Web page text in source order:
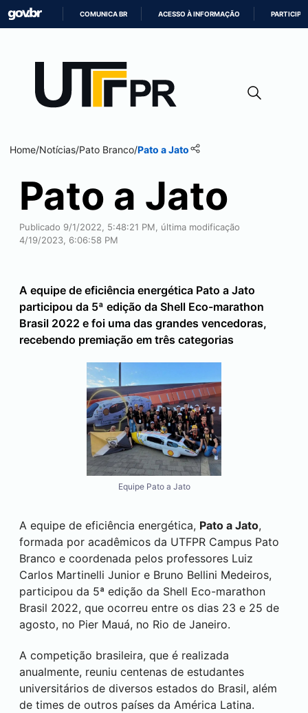
CONTEÚDO
COMUNICA BR ACESSO À INFORMAÇÃO PARTICIPE
Home/Notícias/Pato Branco/Pato a Jato
Pato a Jato
Publicado 9/1/2022, 5:48:21 PM, última modificação
4/19/2023, 6:06:58 PM
A equipe de eficiência energética Pato a Jato
participou da 5ª edição da Shell Eco-marathon
Brasil 2022 e foi uma das grandes vencedoras,
recebendo premiação em três categorias
Equipe Pato a Jato
A equipe de eficiência energética, Pato a Jato,
formada por acadêmicos da UTFPR Campus Pato
Branco e coordenada pelos professores Luiz
Carlos Martinelli Junior e Bruno Bellini Medeiros,
participou da 5ª edição da Shell Eco-marathon
Brasil 2022, que ocorreu entre os dias 23 e 25 de
agosto, no Pier Mauá, no Rio de Janeiro.
A competição brasileira, que é realizada
anualmente, reuniu centenas de estudantes
universitários de diversos estados do Brasil, além
de times de outros países da América Latina.